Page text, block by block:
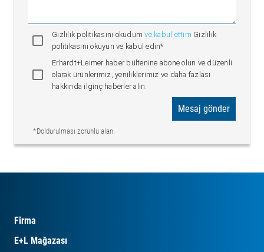
Gizlilik politikasını okudumve kabul ettim Gizlilik
politikasını okuyun ve kabul edin*
Erhardt+Leimer haber bültenine abone olun ve düzenli
olarak ürünlerimiz, yeniliklerimiz ve daha fazlası
hakkında ilginç haberler alın.
*Doldurulması zorunlu alan
Mesaj gönder
Firma
E+L Mağazası